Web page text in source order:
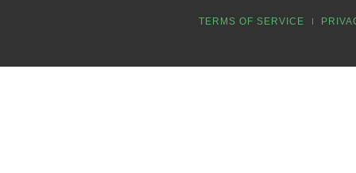
TERMS OF SERVICE